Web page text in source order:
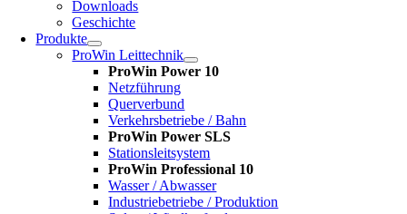
Downloads
Geschichte
Produkte
ProWin Leittechnik
ProWin Power 10
Netzführung
Querverbund
Verkehrsbetriebe / Bahn
ProWin Power SLS
Stationsleitsystem
ProWin Professional 10
Wasser / Abwasser
Industriebetriebe / Produktion